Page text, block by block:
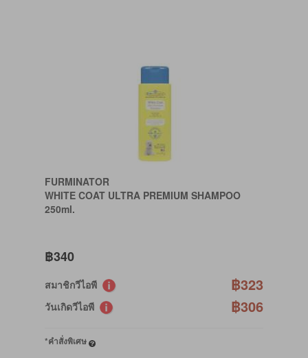
FURMINATOR
WHITE COAT ULTRA PREMIUM SHAMPOO
250ml.
฿340
สมาชิกวีไอพี ฿323
วันเกิดวีไอพี ฿306
*คำสั่งพิเศษ